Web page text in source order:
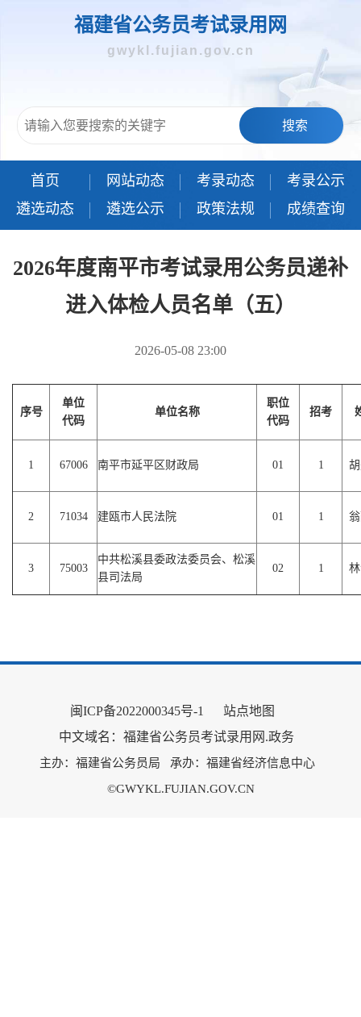
福建省公务员考试录用网
gwykl.fujian.gov.cn
搜索
首页 网站动态 考录动态
考录公示
遴选动态
遴选公示 政策法规 成绩查询
2026年度南平市考试录用公务员递补
进入体检人员名单（五）
2026-05-08 23:00
序号
单位
代码
单位名称
职位
代码
招考
1 67006 南平市延平区财政局 01 1
2 71034 建瓯市人民法院 01 1
3 75003
中共松溪县委政法委员会、松溪
县司法局
02 1
闽ICP备2022000345号-1
站点地图
中文域名：福建省公务员考试录用网.政务
主办：福建省公务员局 承办：福建省经济信息中心
©GWYKL.FUJIAN.GOV.CN